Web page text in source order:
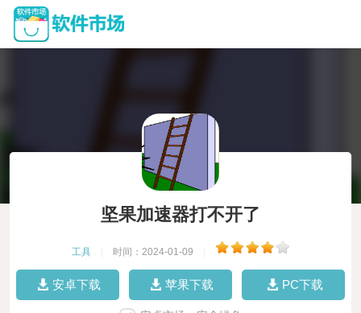
坚果加速器打不开了
工具 时间：2024-01-09
安卓下载 苹果下载 PC下载